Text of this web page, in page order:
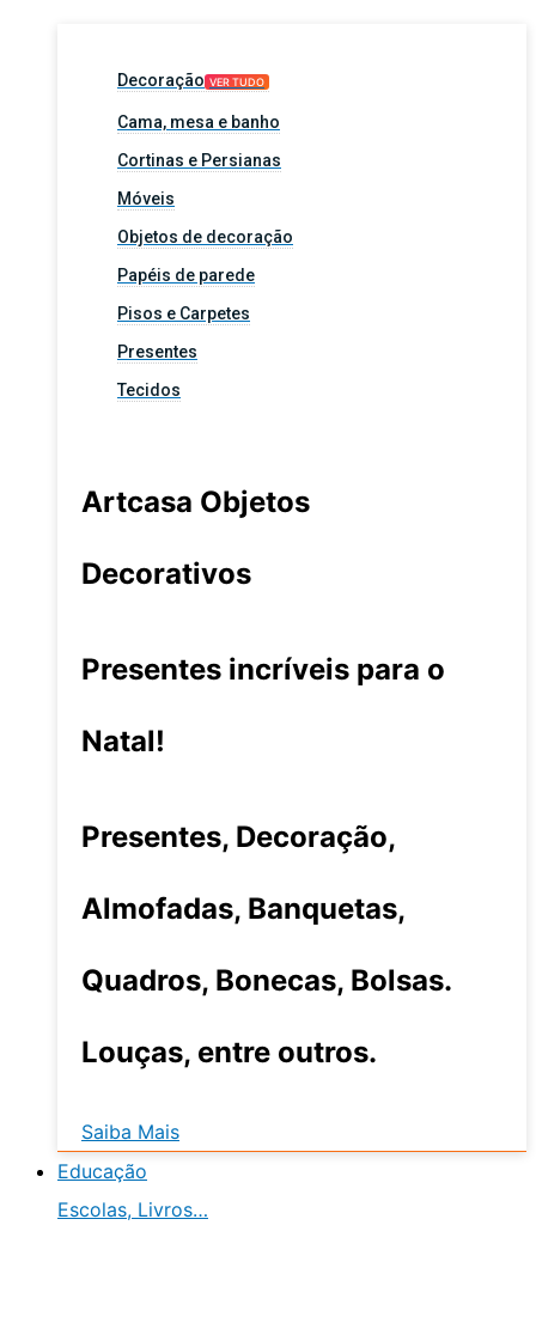
Decoração VER TUDO
Cama, mesa e banho
Cortinas e Persianas
Móveis
Objetos de decoração
Papéis de parede
Pisos e Carpetes
Presentes
Tecidos
Artcasa Objetos
Decorativos
Presentes incríveis para o
Natal!
Presentes, Decoração,
Almofadas, Banquetas,
Quadros, Bonecas, Bolsas.
Louças, entre outros.
Saiba Mais
Educação
Escolas, Livros…